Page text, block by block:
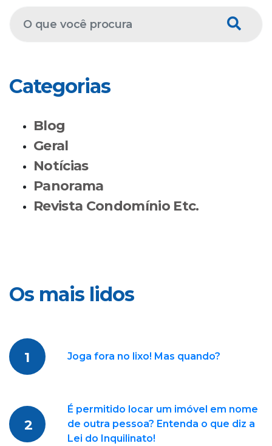
Categorias
Blog
Geral
Notícias
Panorama
Revista Condomínio Etc.
Os mais lidos
1 Joga fora no lixo! Mas quando?
2
É permitido locar um imóvel em nome
de outra pessoa? Entenda o que diz a
Lei do Inquilinato!